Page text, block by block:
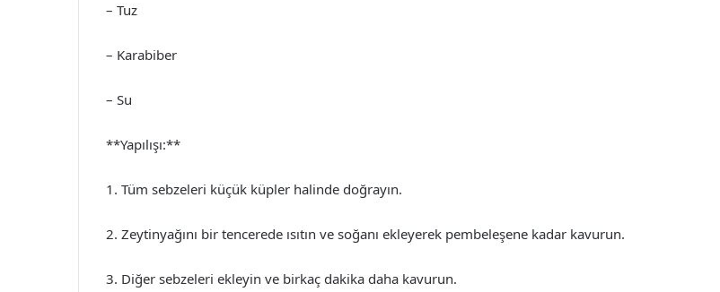
– Tuz
– Karabiber
– Su
**Yapılışı:**
1. Tüm sebzeleri küçük küpler halinde doğrayın.
2. Zeytinyağını bir tencerede ısıtın ve soğanı ekleyerek pembeleşene kadar kavurun.
3. Diğer sebzeleri ekleyin ve birkaç dakika daha kavurun.